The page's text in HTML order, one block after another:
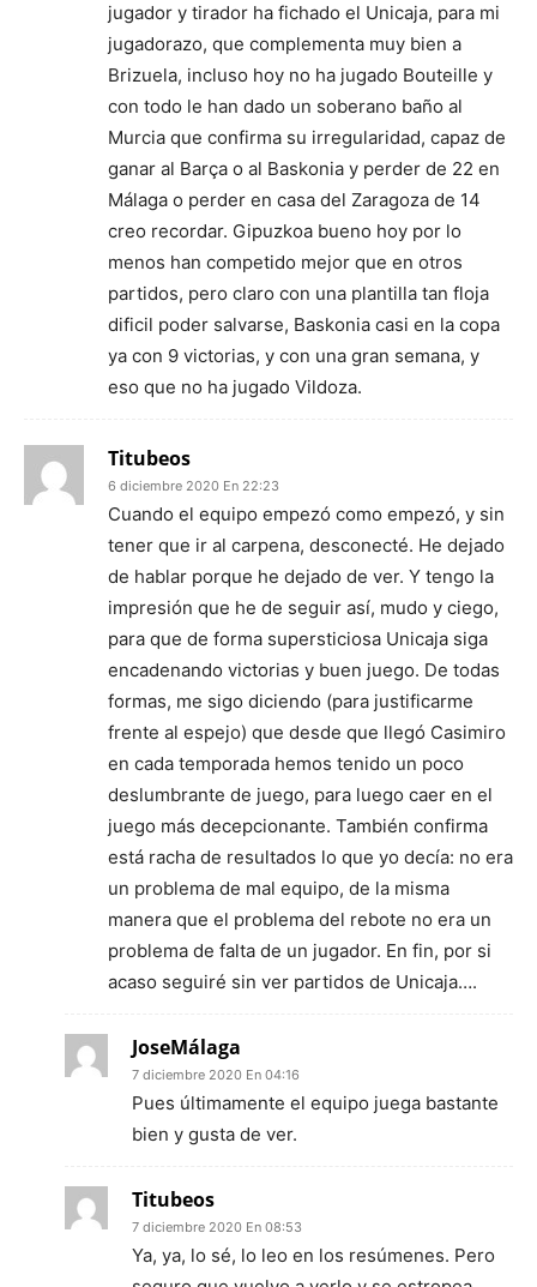
jugador y tirador ha fichado el Unicaja, para mi
jugadorazo, que complementa muy bien a
Brizuela, incluso hoy no ha jugado Bouteille y
con todo le han dado un soberano baño al
Murcia que confirma su irregularidad, capaz de
ganar al Barça o al Baskonia y perder de 22 en
Málaga o perder en casa del Zaragoza de 14
creo recordar. Gipuzkoa bueno hoy por lo
menos han competido mejor que en otros
partidos, pero claro con una plantilla tan floja
dificil poder salvarse, Baskonia casi en la copa
ya con 9 victorias, y con una gran semana, y
eso que no ha jugado Vildoza.
Titubeos
6 diciembre 2020 En 22:23
Cuando el equipo empezó como empezó, y sin
tener que ir al carpena, desconecté. He dejado
de hablar porque he dejado de ver. Y tengo la
impresión que he de seguir así, mudo y ciego,
para que de forma supersticiosa Unicaja siga
encadenando victorias y buen juego. De todas
formas, me sigo diciendo (para justificarme
frente al espejo) que desde que llegó Casimiro
en cada temporada hemos tenido un poco
deslumbrante de juego, para luego caer en el
juego más decepcionante. También confirma
está racha de resultados lo que yo decía: no era
un problema de mal equipo, de la misma
manera que el problema del rebote no era un
problema de falta de un jugador. En fin, por si
acaso seguiré sin ver partidos de Unicaja….
JoseMálaga
7 diciembre 2020 En 04:16
Pues últimamente el equipo juega bastante
bien y gusta de ver.
Titubeos
7 diciembre 2020 En 08:53
Ya, ya, lo sé, lo leo en los resúmenes. Pero